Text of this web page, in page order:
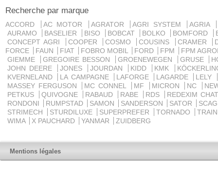
Recherche par marque
ACCORD AC MOTOR AGRATOR AGRI SYSTEM
AGRIA
AURAMO
BASELIER BISO BOBCAT BOLKO BOMFORD
CONCEPT AGRI
COOPER COSMO COUSINS CRAMER
FORCE
FAUN FIAT FOBRO MOBIL FORD FPM
FPM
GIEMME
GREGOIRE BESSON GROENEWEGEN GRUSE
JOHN DEERE
JONES JOURDAN KIDD KMK
KVERNELAND
LA CAMPAGNE LAFORGE LAGARDE
LELY
MASSEY FERGUSON
MC CONNEL MF MICRON NC
PETKUS
QUIVOGNE RABAUD RABE RDS
REDEXIM
RONDONI
RUMPSTAD SAMON SANDERSON SATOR
STRIMECH
STURDILUXE SUPERPREFER TORNADO
WIMA
X PAUCHARD YANMAR ZUIDBERG
Mentions légales